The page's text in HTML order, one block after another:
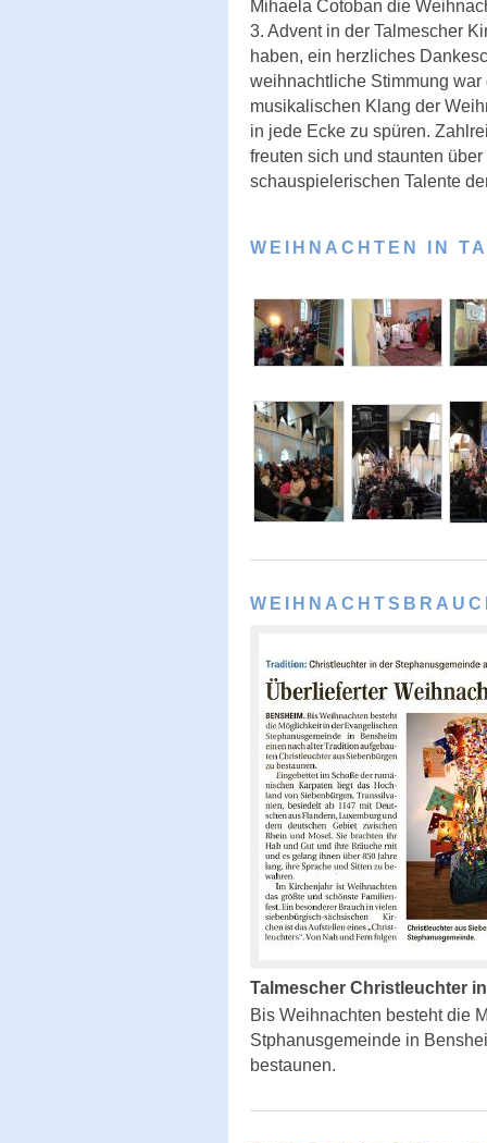
Mihaela Cotoban die
3. Advent in der Talmescher
haben, ein herzliches
weihnachtliche Stimmung war
musikalischen Klang der
in jede Ecke zu spüren.
freuten sich und staunten über
schauspielerischen Talente
WEIHNACHTEN IN
Talmescher Christleuchter
Bis Weihnachten besteht die
Stphanusgemeinde in
bestaunen.